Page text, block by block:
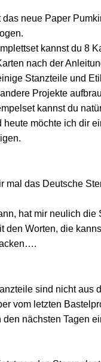
das neue Paper
kannst du 8
nach der
Stanzteile und
Projekte
kannst du
heute möchte ich dir
mal das Deutsche
hat mir neulich die
den Worten, die
sind nicht aus
vom letzten
den nächsten Tagen